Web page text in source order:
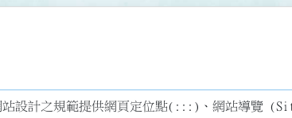
站設計之規範提供網頁定位點(:::)、網站導覽